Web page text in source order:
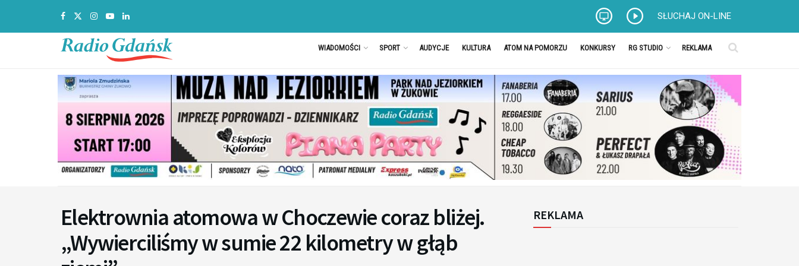
SŁUCHAJ ON-LINE
WIADOMOŚCI SPORT AUDYCJE KULTURA ATOM NA POMORZU KONKURSY RG STUDIO REKLAMA
Elektrownia atomowa w Choczewie coraz bliżej.
„Wywierciliśmy w sumie 22 kilometry w głąb
REKLAMA